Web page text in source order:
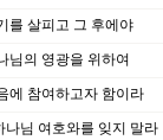
를 살피고 그 후에야
님의 영광을 위하여
에 참여하고자 함이라
나님 여호와를 잊지 말라